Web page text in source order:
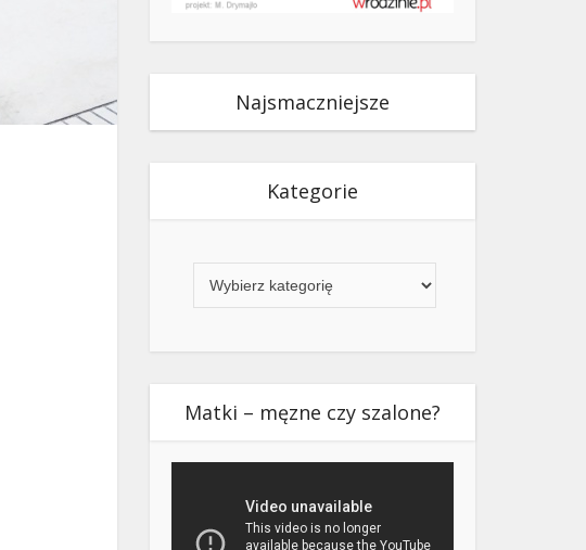
Najsmaczniejsze
Kategorie
Matki – męzne czy szalone?